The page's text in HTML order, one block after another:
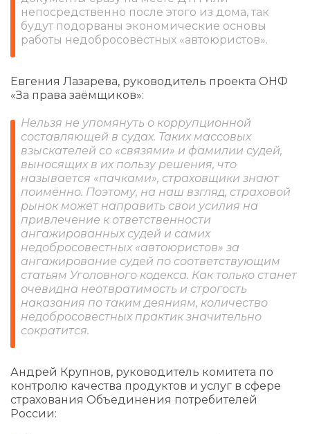
непосредственно после этого из дома, так
будут подорваны экономические основы
работы недобросовестных «автоюристов».
Евгения Лазарева, руководитель проекта ОНФ
«За права заёмщиков»:
Нельзя не упомянуть о коррупционной
составляющей в судах. Таких массовых
взыскателей со «связями» и фамилии судей,
выносящих в их пользу решения, что
называется «пачками», страховщики знают
поимённо. Поэтому, на наш взгляд, страховой
рынок может направить свои усилия на
привлечение к ответственности
ангажированных судей и самих
недобросовестных «автоюристов» за
ангажирование судей по соответствующим
статьям Уголовного кодекса. Как только станет
очевидна неотвратимость и строгость
наказания по таким деяниям, количество
недобросовестных практик значительно
сократится.
Андрей Крупнов, руководитель комитета по
контролю качества продуктов и услуг в сфере
страхования Объединения потребителей
России: